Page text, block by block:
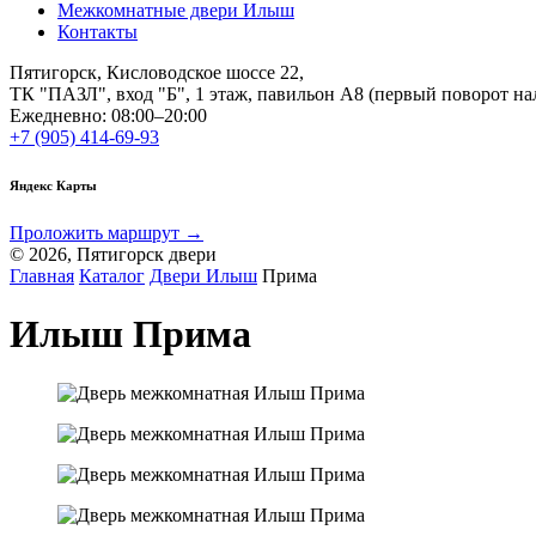
Межкомнатные двери Илыш
Контакты
Пятигорск, Кисловодское шоссе 22,
ТК "ПАЗЛ", вход "Б", 1 этаж, павильон А8 (первый поворот
Ежедневно: 08:00–20:00
+7 (905) 414-69-93
Яндекс Карты
Проложить маршрут →
© 2026, Пятигорск двери
Главная Каталог Двери Илыш Прима
Илыш Прима